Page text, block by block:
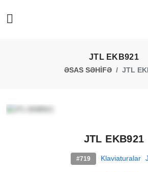
JTL EKB921
ƏSAS SƏHİFƏ JTL
JTL EKB921
#719 Klaviaturalar